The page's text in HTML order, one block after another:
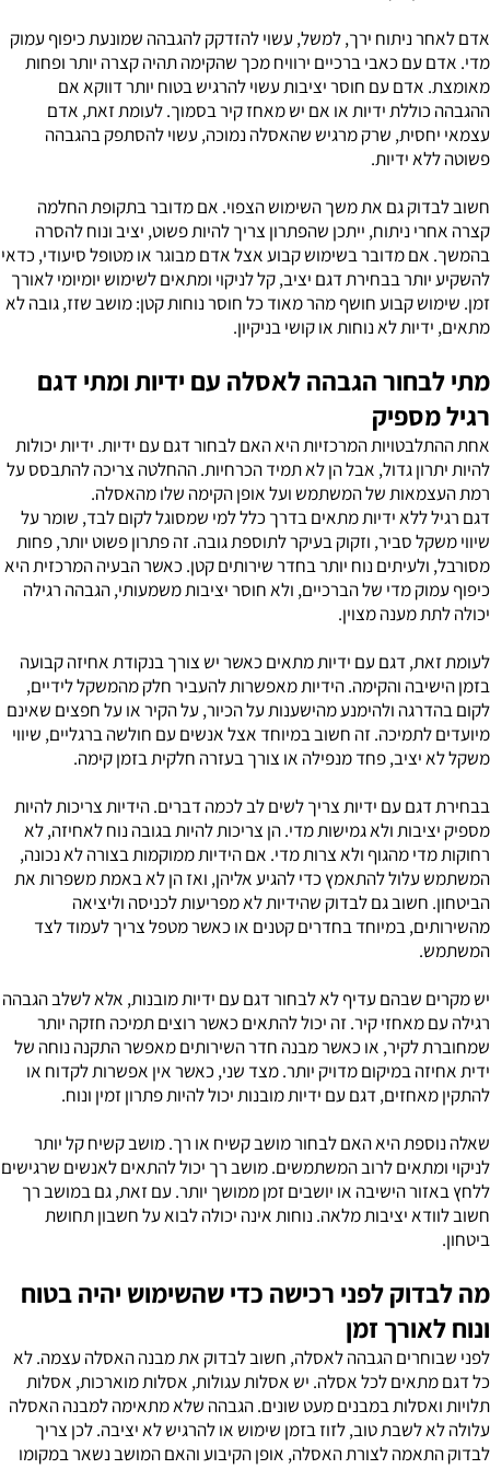
אדם לאחר ניתוח ירך, למשל, עשוי להזדקק להגבהה שמונעת כיפוף עמוק
מדי. אדם עם כאבי ברכיים ירוויח מכך שהקימה תהיה קצרה יותר ופחות
מאומצת. אדם עם חוסר יציבות עשוי להרגיש בטוח יותר דווקא אם
ההגבהה כוללת ידיות או אם יש מאחז קיר בסמוך. לעומת זאת, אדם
עצמאי יחסית, שרק מרגיש שהאסלה נמוכה, עשוי להסתפק בהגבהה
פשוטה ללא ידיות.
חשוב לבדוק גם את משך השימוש הצפוי. אם מדובר בתקופת החלמה
קצרה אחרי ניתוח, ייתכן שהפתרון צריך להיות פשוט, יציב ונוח להסרה
בהמשך. אם מדובר בשימוש קבוע אצל אדם מבוגר או מטופל סיעודי, כדאי
להשקיע יותר בבחירת דגם יציב, קל לניקוי ומתאים לשימוש יומיומי לאורך
זמן. שימוש קבוע חושף מהר מאוד כל חוסר נוחות קטן: מושב שזז, גובה לא
מתאים, ידיות לא נוחות או קושי בניקיון.
מתי לבחור הגבהה לאסלה עם ידיות ומתי דגם
רגיל מספיק
אחת ההתלבטויות המרכזיות היא האם לבחור דגם עם ידיות. ידיות יכולות
להיות יתרון גדול, אבל הן לא תמיד הכרחיות. ההחלטה צריכה להתבסס על
רמת העצמאות של המשתמש ועל אופן הקימה שלו מהאסלה.
דגם רגיל ללא ידיות מתאים בדרך כלל למי שמסוגל לקום לבד, שומר על
שיווי משקל סביר, וזקוק בעיקר לתוספת גובה. זה פתרון פשוט יותר, פחות
מסורבל, ולעיתים נוח יותר בחדר שירותים קטן. כאשר הבעיה המרכזית היא
כיפוף עמוק מדי של הברכיים, ולא חוסר יציבות משמעותי, הגבהה רגילה
יכולה לתת מענה מצוין.
לעומת זאת, דגם עם ידיות מתאים כאשר יש צורך בנקודת אחיזה קבועה
בזמן הישיבה והקימה. הידיות מאפשרות להעביר חלק מהמשקל לידיים,
לקום בהדרגה ולהימנע מהישענות על הכיור, על הקיר או על חפצים שאינם
מיועדים לתמיכה. זה חשוב במיוחד אצל אנשים עם חולשה ברגליים, שיווי
משקל לא יציב, פחד מנפילה או צורך בעזרה חלקית בזמן קימה.
בבחירת דגם עם ידיות צריך לשים לב לכמה דברים. הידיות צריכות להיות
מספיק יציבות ולא גמישות מדי. הן צריכות להיות בגובה נוח לאחיזה, לא
רחוקות מדי מהגוף ולא צרות מדי. אם הידיות ממוקמות בצורה לא נכונה,
המשתמש עלול להתאמץ כדי להגיע אליהן, ואז הן לא באמת משפרות את
הביטחון. חשוב גם לבדוק שהידיות לא מפריעות לכניסה וליציאה
מהשירותים, במיוחד בחדרים קטנים או כאשר מטפל צריך לעמוד לצד
המשתמש.
יש מקרים שבהם עדיף לא לבחור דגם עם ידיות מובנות, אלא לשלב הגבהה
רגילה עם מאחזי קיר. זה יכול להתאים כאשר רוצים תמיכה חזקה יותר
שמחוברת לקיר, או כאשר מבנה חדר השירותים מאפשר התקנה נוחה של
ידית אחיזה במיקום מדויק יותר. מצד שני, כאשר אין אפשרות לקדוח או
להתקין מאחזים, דגם עם ידיות מובנות יכול להיות פתרון זמין ונוח.
שאלה נוספת היא האם לבחור מושב קשיח או רך. מושב קשיח קל יותר
לניקוי ומתאים לרוב המשתמשים. מושב רך יכול להתאים לאנשים שרגישים
ללחץ באזור הישיבה או יושבים זמן ממושך יותר. עם זאת, גם במושב רך
חשוב לוודא יציבות מלאה. נוחות אינה יכולה לבוא על חשבון תחושת
ביטחון.
מה לבדוק לפני רכישה כדי שהשימוש יהיה בטוח
ונוח לאורך זמן
לפני שבוחרים הגבהה לאסלה, חשוב לבדוק את מבנה האסלה עצמה. לא
כל דגם מתאים לכל אסלה. יש אסלות עגולות, אסלות מוארכות, אסלות
תלויות ואסלות במבנים מעט שונים. הגבהה שלא מתאימה למבנה האסלה
עלולה לא לשבת טוב, לזוז בזמן שימוש או להרגיש לא יציבה. לכן צריך
לבדוק התאמה לצורת האסלה, אופן הקיבוע והאם המושב נשאר במקומו